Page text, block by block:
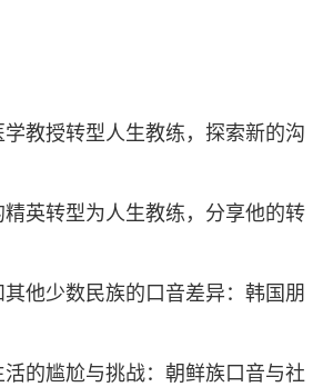
教授转型人生教练，探索新的沟
英转型为人生教练，分享他的转
他少数民族的口音差异：韩国朋
的尴尬与挑战：朝鲜族口音与社